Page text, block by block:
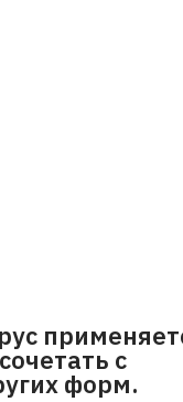
с
форм.